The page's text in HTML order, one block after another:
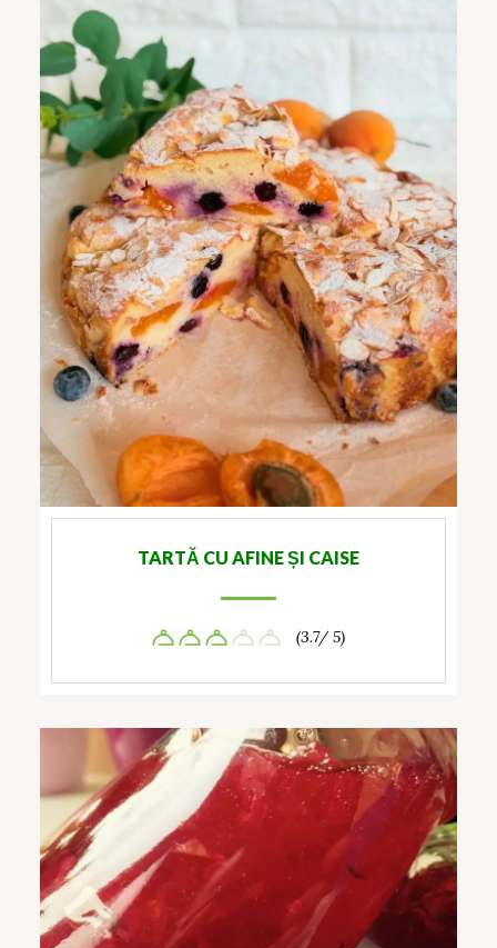
TARTĂ CU AFINE ȘI CAISE
(3.7/ 5)